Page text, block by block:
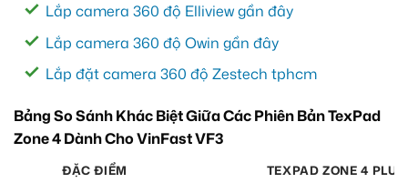
Lắp camera 360 độ Elliview gần đây
Lắp camera 360 độ Owin gần đây
Lắp đặt camera 360 độ Zestech tphcm
Bảng So Sánh Khác Biệt Giữa Các Phiên Bản TexPad
Zone 4 Dành Cho VinFast VF3
ĐẶC ĐIỂM
TEXPAD ZONE 4 PLUS